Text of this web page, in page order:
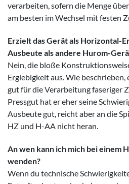
verarbeiten, sofern die Menge
am besten im Wechsel mit festen
Erzielt das Gerät als Horizontal-
Ausbeute als andere Hurom-
Nein, die bloße
Ergiebigkeit aus. Wie beschrieben,
gut für die Verarbeitung faseriger
Pressgut hat er eher seine
Ausbeute gut, reicht aber an die
HZ und H-AA nicht heran.
An wen kann ich mich bei einem
wenden?
Wenn du technische